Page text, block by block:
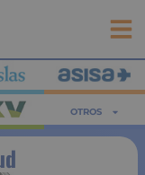
OTROS